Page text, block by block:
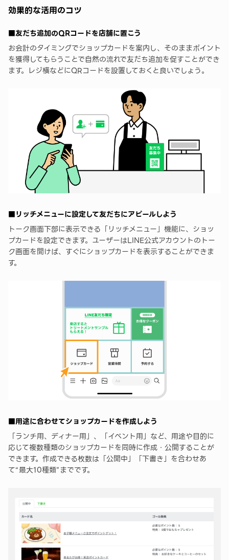
効果的な活用のコツ
■友だち追加のQRコードを店舗に置こう
お会計のタイミングでショップカードを案内し、そのままポイント
を獲得してもらうことで自然の流れで友だち追加を促すことができ
ます。レジ横などにQRコードを設置しておくと良いでしょう。
■リッチメニューに設定して友だちにアピールしよう
トーク画面下部に表示できる「リッチメニュー」機能に、ショッ
プカードを設定できます。ユーザーはLINE公式アカウントのトー
ク画面を開けば、すぐにショップカードを表示することができま
す。
■用途に合わせてショップカードを作成しよう
「ランチ用、ディナー用」、「イベント用」など、用途や目的に
応じて複数種類のショップカードを同時に作成・公開することが
できます。作成できる枚数は「公開中」「下書き」を合わせあ
て“最大10種類”までです。